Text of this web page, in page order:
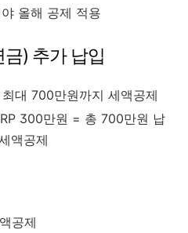
올해 공제 적용
금) 추가 납입
대 700만원까지 세액공제
300만원 = 총 700만원 납
액공제
공제